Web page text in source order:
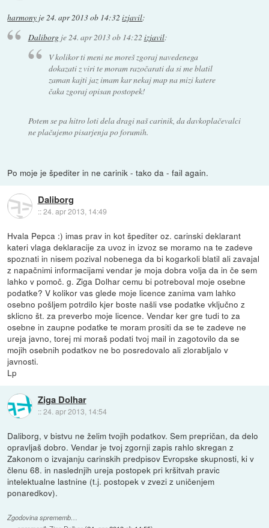
harmony je24. apr 2013 ob 14:32 izjavil:
Daliborgje24. apr 2013 ob 14:22 izjavil:
V kolikor ti meni ne moreš zgoraj navedenega
dokazati z viri te moram razočarati da si me blatil
zaman kajti jaz imam kar nekaj map na mizi katere
čaka zgoraj opisan postopek!
Potem se pa hitro loti dela dragi naš carinik, da davkoplačevalci
ne plačujemo pisarjenja po forumih.
Po moje je špediter in ne carinik - tako da - fail again.
Daliborg
::24. apr 2013, 14:49
Hvala Pepca :) imas prav in kot špediter oz. carinski deklarant
kateri vlaga deklaracije za uvoz in izvoz se moramo na te zadeve
spoznati in nisem pozival nobenega da bi kogarkoli blatil ali zavajal
z napačnimi informacijami vendar je moja dobra volja da in če sem
lahko v pomoč. g. Ziga Dolhar cemu bi potreboval moje osebne
podatke? V kolikor vas glede moje licence zanima vam lahko
osebno pošljem potrdilo kjer boste našli vse podatke vključno z
sklicno št. za preverbo moje licence. Vendar ker gre tudi to za
osebne in zaupne podatke te moram prositi da se te zadeve ne
ureja javno, torej mi moraš podati tvoj mail in zagotovilo da se
mojih osebnih podatkov ne bo posredovalo ali zlorabljalo v
javnosti.
Lp
Ziga Dolhar
::24. apr 2013, 14:54
Daliborg, v bistvu ne želim tvojih podatkov. Sem prepričan, da delo
opravljaš dobro. Vendar je tvoj zgornji zapis rahlo skregan z
Zakonom o izvajanju carinskih predpisov Evropske skupnosti, ki v
členu 68. in naslednjih ureja postopek pri kršitvah pravic
intelektualne lastnine (t.j. postopek v zvezi z uničenjem
ponaredkov).
Zgodovina sprememb…